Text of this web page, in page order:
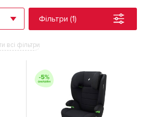
Фільтри (1)
всі фільтри